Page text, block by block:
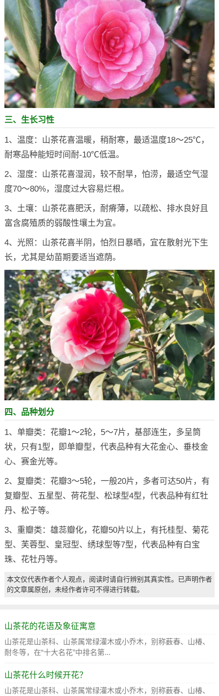
三、生长习性
1、温度：山茶花喜温暖，稍耐寒，最适温度18～25℃，
耐寒品种能短时间耐-10℃低温。
2、湿度：山茶花喜湿润，较不耐旱，怕涝，最适空气湿
度70～80%，湿度过大容易烂根。
3、土壤：山茶花喜肥沃，耐瘠薄，以疏松、排水良好且
富含腐殖质的弱酸性壤土为宜。
4、光照：山茶花喜半阴，怕烈日暴晒，宜在散射光下生
长，尤其是幼苗期要适当遮荫。
四、品种划分
1、单瓣类：花瓣1～2轮，5～7片，基部连生，多呈筒
状，只有1型，即单瓣型，代表品种有大花金心、垂枝金
心、赛金光等。
2、复瓣类：花瓣3～5轮，一般20片，多者可达50片，有
复瓣型、五星型、荷花型、松球型4型，代表品种有红牡
丹、松子等。
3、重瓣类：雄蕊瓣化，花瓣50片以上，有托桂型、菊花
型、芙蓉型、皇冠型、绣球型等7型，代表品种有白宝
珠、花牡丹等。
本文仅代表作者个人观点，阅读时请自行辨别其真实性。已声明作者
的文章属原创，未经作者许可不得进行转载。
山茶花的花语及象征寓意
山茶花是山茶科、山茶属常绿灌木或小乔木，别称薮春、山椿、
耐冬等，在“十大名花”中排名第...
山茶花什么时候开花？
山茶花是山茶科、山茶属常绿灌木或小乔木，别称薮春、山椿、